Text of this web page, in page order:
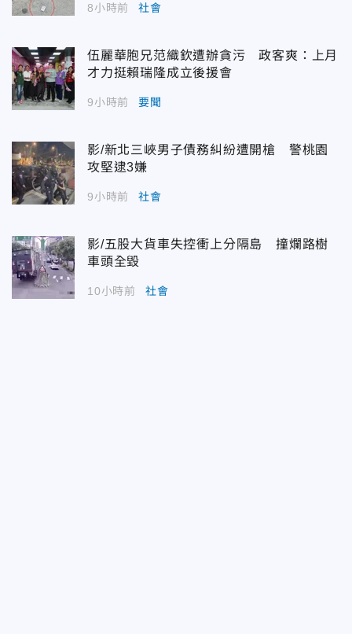
8小時前 社會
伍麗華胞兄范織欽遭辦貪污 政客爽：上月
才力挺賴瑞隆成立後援會
9小時前 要聞
影/新北三峽男子債務糾紛遭開槍 警桃園
攻堅逮3嫌
9小時前 社會
影/五股大貨車失控衝上分隔島 撞爛路樹
車頭全毀
10小時前 社會